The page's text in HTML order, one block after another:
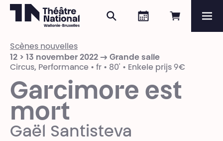
Online
Agenda
Zoeken
Programma
Scènes nouvelles
12 > 13 november 2022 → Grande salle
Circus, Performance • fr • 80' • Enkele prijs 9€
Garcimore est
mort
Gaël Santisteva